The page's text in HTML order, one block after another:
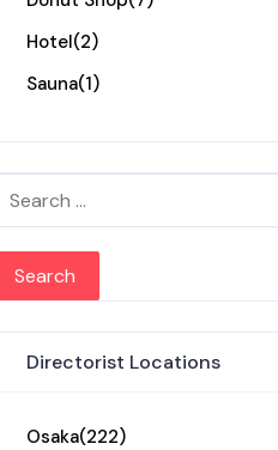
Hotel(2)
Sauna(1)
Search for:
Directorist Locations
Osaka(222)